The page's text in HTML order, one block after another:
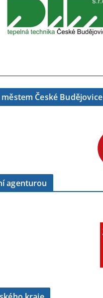
České Budějovice
agenturou